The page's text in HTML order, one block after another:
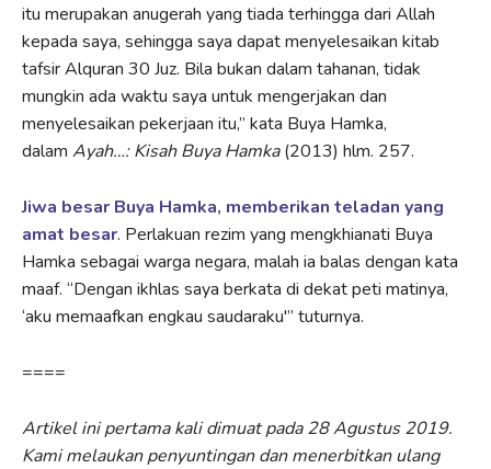
itu merupakan anugerah yang tiada terhingga dari Allah
kepada saya, sehingga saya dapat menyelesaikan kitab
tafsir Alquran 30 Juz. Bila bukan dalam tahanan, tidak
mungkin ada waktu saya untuk mengerjakan dan
menyelesaikan pekerjaan itu,” kata Buya Hamka,
dalam Ayah…: Kisah Buya Hamka(2013) hlm. 257.
Jiwa besar Buya Hamka, memberikan teladan yang
amat besar. Perlakuan rezim yang mengkhianati Buya
Hamka sebagai warga negara, malah ia balas dengan kata
maaf. “Dengan ikhlas saya berkata di dekat peti matinya,
‘aku memaafkan engkau saudaraku'” tuturnya.
====
Artikel ini pertama kali dimuat pada 28 Agustus 2019.
Kami melaukan penyuntingan dan menerbitkan ulang